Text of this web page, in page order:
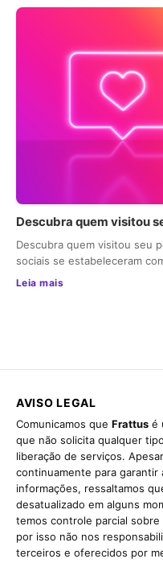
Descubra quem visitou
Descubra quem visitou seu
sociais se estabeleceram
Leia mais
AVISO LEGAL
Comunicamos que Frattus é
que não solicita qualquer
liberação de serviços.
continuamente para garantir
informações, ressaltamos
desatualizado em alguns
temos controle parcial
por isso não nos
terceiros e oferecidos por